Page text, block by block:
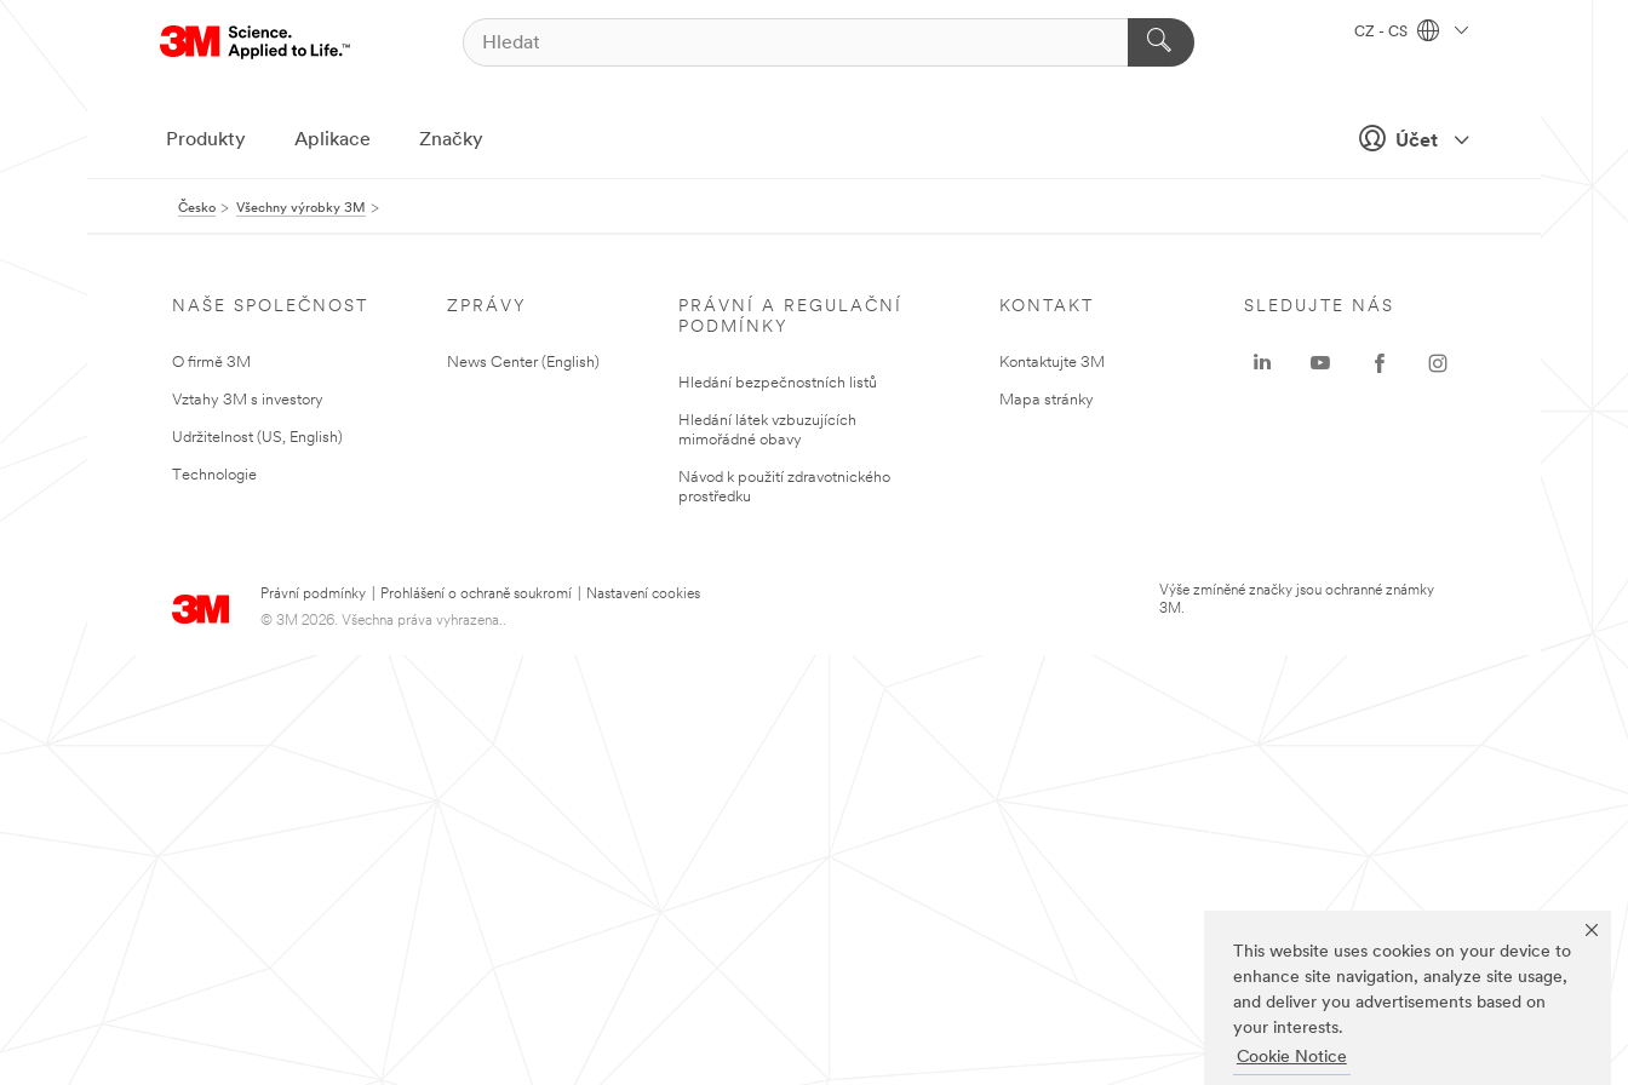
This website uses cookies on your device to
enhance site navigation, analyze site usage,
and deliver you advertisements based on
your interests.
Cookie Notice
Účet
CZ - CS
Produkty Aplikace Značky
Česko Všechny výrobky 3M
NAŠE SPOLEČNOST
O firmě 3M
Vztahy 3M s investory
Udržitelnost (US, English)
Technologie
ZPRÁVY
News Center (English)
PRÁVNÍ A REGULAČNÍ
PODMÍNKY
Hledání bezpečnostních listů
Hledání látek vzbuzujících
mimořádné obavy
Návod k použití zdravotnického
prostředku
KONTAKT
Kontaktujte 3M
Mapa stránky
Právní podmínky Prohlášení o ochraně soukromí
Nastavení cookies
© 3M 2026. Všechna práva vyhrazena..
SLEDUJTE NÁS
Výše zmíněné značky jsou ochranné známky
3M.